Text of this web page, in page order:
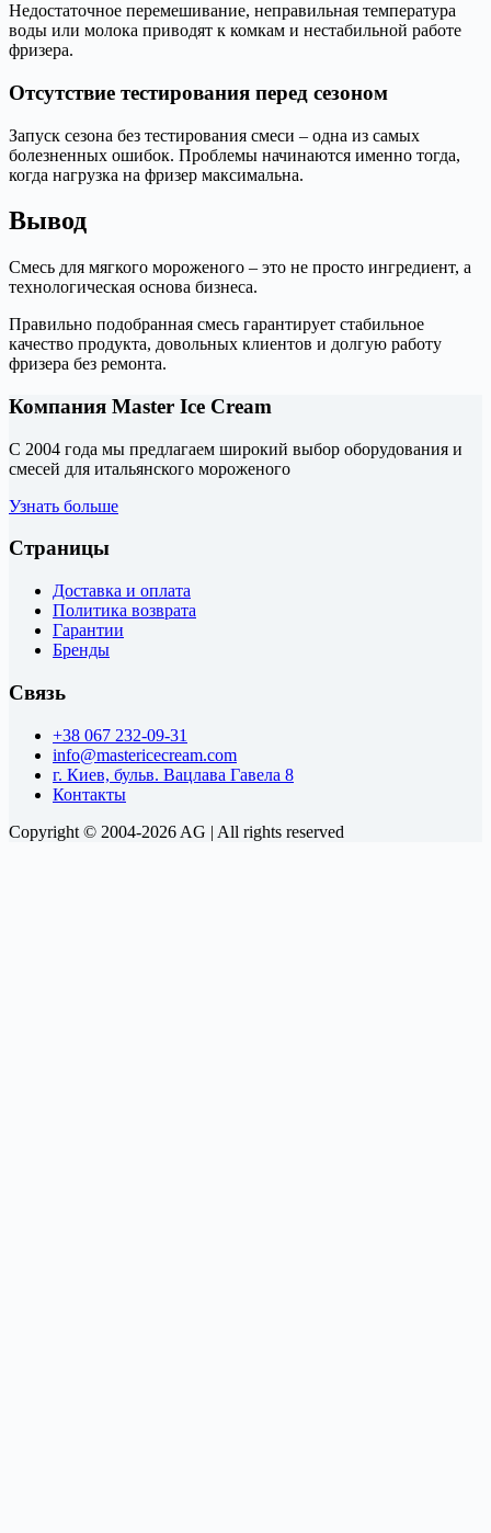
Недостаточное перемешивание, неправильная температура
воды или молока приводят к комкам и нестабильной работе
фризера.
Отсутствие тестирования перед сезоном
Запуск сезона без тестирования смеси – одна из самых
болезненных ошибок. Проблемы начинаются именно тогда,
когда нагрузка на фризер максимальна.
Вывод
Смесь для мягкого мороженого – это не просто ингредиент, а
технологическая основа бизнеса.
Правильно подобранная смесь гарантирует стабильное
качество продукта, довольных клиентов и долгую работу
фризера без ремонта.
Компания Master Ice Cream
С 2004 года мы предлагаем широкий выбор оборудования и
смесей для итальянского мороженого
Узнать больше
Страницы
Доставка и оплата
Политика возврата
Гарантии
Бренды
Связь
+38 067 232-09-31
info@mastericecream.com
г. Киев, бульв. Вацлава Гавела 8
Контакты
Copyright © 2004-2026 AG | All rights reserved